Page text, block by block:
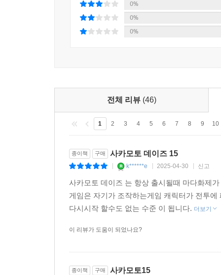
0%
0%
0%
전체 리뷰 (46)
1 2 3 4 5 6 7 8 9 10
종이책 구매 사카모토 데이즈 15
k******e 2025-04-30 신고
사카모토 데이즈 는 항상 출시될때 마다화제
게임은 자기가 조작하는게임 캐릭터가 전투
다시시작 할수도 없는 수준 이 됩니다. 더보기
이 리뷰가 도움이 되었나요?
종이책 구매 사카모토15